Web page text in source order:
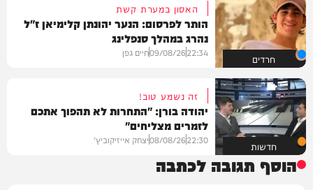
חרדים
האסון במערת קשת
הותר לפרסום: הנער יהונתן קלימיאן ז"ל
נהרג במהלך סנפלינג
22:34
09/08/26חיים גפן
חדשות
זה נשמע טוב!
יהודה בורן: "התחרות לא תהפוך אתכם
לזמרים מצליחים"
22:30
08/08/26יצחק אייזיקוביץ'
הוסף תגובה לכתבה